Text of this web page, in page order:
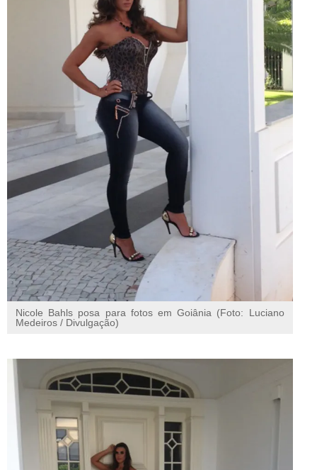
Nicole Bahls posa para fotos em Goiânia (Foto: Luciano
Medeiros / Divulgação)